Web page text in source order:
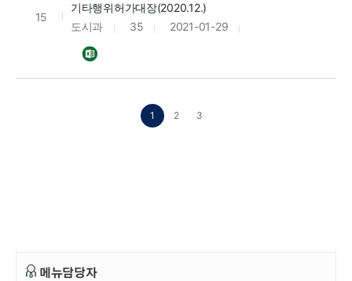
15
기타행위허가대장(2020.12.)
도시과
35 2021-01-29
1 2 3
메뉴담당자